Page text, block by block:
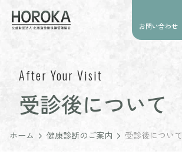
お問い合わせ
After Your Visit
受診後について
ホーム 健康診断のご案内 受診後について